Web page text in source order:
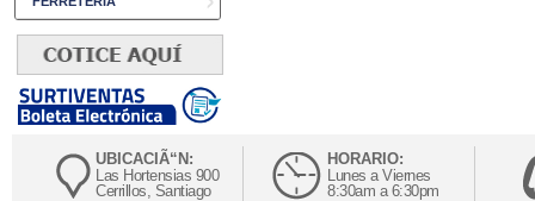
UBICACIÃ“N:
Las Hortensias 900
Cerrillos, Santiago
HORARIO:
Lunes a Viernes
8:30am a 6:30pm